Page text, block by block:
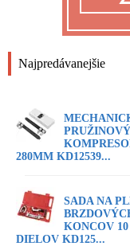
Najpredávanejšie
PRUŽINOVÝ
280MM KD12539...
SADA NA
KONCOV 10
DIELOV KD125...